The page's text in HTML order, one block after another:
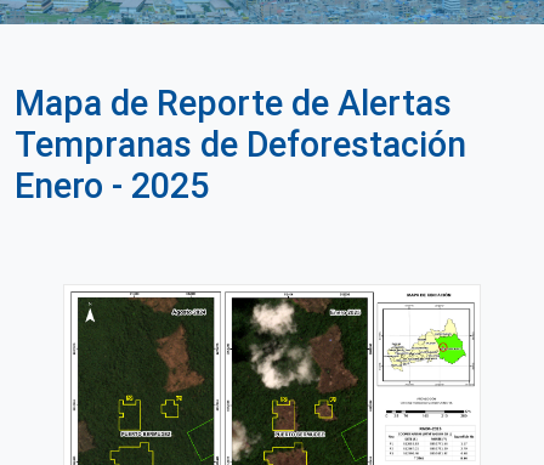
Mapa de Reporte de Alertas
Tempranas de Deforestación
Enero - 2025